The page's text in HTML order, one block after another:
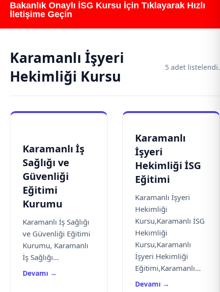
Bakanlık Onaylı İSG Kursu İçin Tıklayarak Hızlı
İletişime Geçin
Karamanlı İşyeri
Hekimliği Kursu
5 adet listelendi.
Karamanlı İş
Sağlığı ve
Güvenliği
Eğitimi
Kurumu
Karamanlı İş Sağlığı
ve Güvenliği Eğitimi
Kurumu, Karamanlı
İş Sağlığı...
Devamı →
Karamanlı
İşyeri
Hekimliği İSG
Eğitimi
Karamanlı İşyeri
Hekimliği
Kursu,Karamanlı İSG
Hekimliği
Kursu,Karamanlı
İşyeri Hekimliği
Eğitimi,Karamanlı...
Devamı →